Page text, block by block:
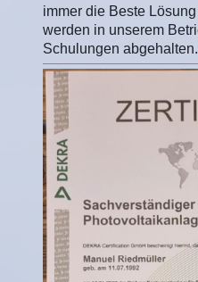
immer die Beste
werden in unserem
Schulungen abgehalten.